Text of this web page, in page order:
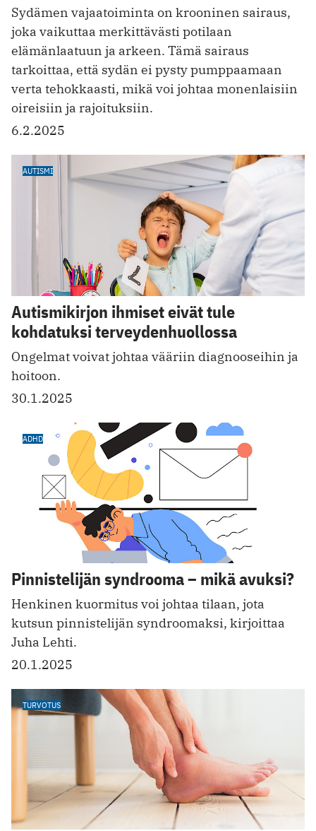
Sydämen vajaatoiminta on krooninen sairaus,
joka vaikuttaa merkittävästi potilaan
elämänlaatuun ja arkeen. Tämä sairaus
tarkoittaa, että sydän ei pysty pumppaamaan
verta tehokkaasti, mikä voi johtaa monenlaisiin
oireisiin ja rajoituksiin.
6.2.2025
AUTISMI
Autismikirjon ihmiset eivät tule
kohdatuksi terveydenhuollossa
Ongelmat voivat johtaa vääriin diagnooseihin ja
hoitoon.
30.1.2025
ADHD
Pinnistelijän syndrooma – mikä avuksi?
Henkinen kuormitus voi johtaa tilaan, jota
kutsun pinnistelijän syndroomaksi, kirjoittaa
Juha Lehti.
20.1.2025
TURVOTUS